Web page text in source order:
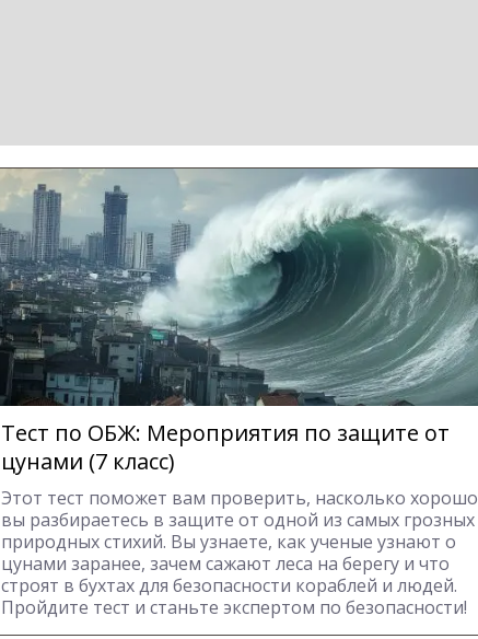
Тест по ОБЖ: Мероприятия по защите от
цунами (7 класс)
Этот тест поможет вам проверить, насколько хорошо
вы разбираетесь в защите от одной из самых грозных
природных стихий. Вы узнаете, как ученые узнают о
цунами заранее, зачем сажают леса на берегу и что
строят в бухтах для безопасности кораблей и людей.
Пройдите тест и станьте экспертом по безопасности!